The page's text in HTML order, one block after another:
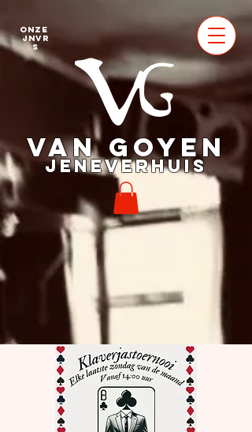
VAN GOYEN
JENEVERHUIS
Onze
jnvr
s